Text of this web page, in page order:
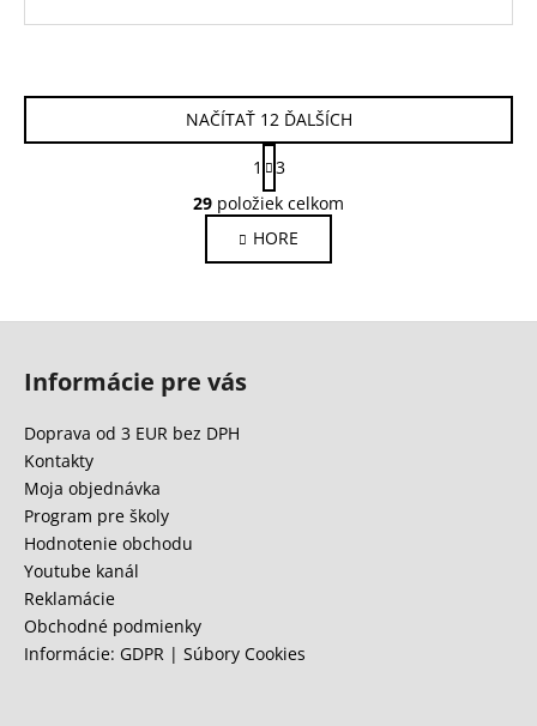
O
v
l
á
a
s
NAČÍTAŤ 12 ĎALŠÍCH
S
t
r
á
n
k
1
3
29 položiek celkom
HORE
Informácie pre vás
Doprava od 3 EUR bez DPH
Kontakty
Moja objednávka
Program pre školy
Hodnotenie obchodu
Youtube kanál
Reklamácie
Obchodné podmienky
Informácie: GDPR | Súbory Cookies